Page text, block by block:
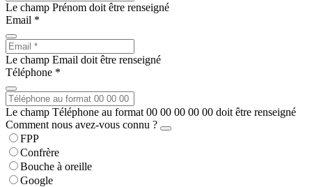
Le champ Prénom doit être renseigné
Email *
Le champ Email doit être renseigné
Téléphone *
Le champ Téléphone au format 00 00 00 00 00 doit être renseigné
Comment nous avez-vous connu ?
FPP
Confrère
Bouche à oreille
Google